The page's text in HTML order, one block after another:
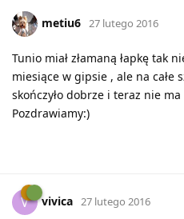
metiu6 27 lutego 2016
Tunio miał złamaną łapkę tak
miesiące w gipsie , ale na całe
skończyło dobrze i teraz nie
Pozdrawiamy:)
V vivica 27 lutego 2016